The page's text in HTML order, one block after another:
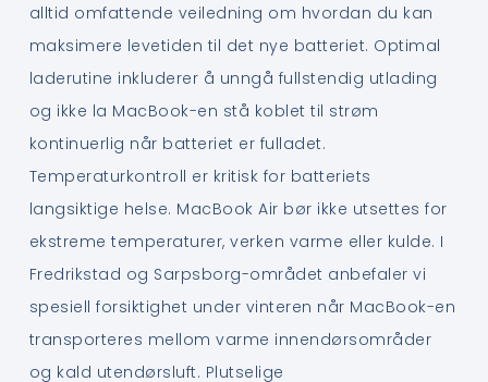
alltid omfattende veiledning om hvordan du kan
maksimere levetiden til det nye batteriet. Optimal
laderutine inkluderer å unngå fullstendig utlading
og ikke la MacBook-en stå koblet til strøm
kontinuerlig når batteriet er fulladet.
Temperaturkontroll er kritisk for batteriets
langsiktige helse. MacBook Air bør ikke utsettes for
ekstreme temperaturer, verken varme eller kulde. I
Fredrikstad og Sarpsborg-området anbefaler vi
spesiell forsiktighet under vinteren når MacBook-en
transporteres mellom varme innendørsområder
og kald utendørsluft. Plutselige